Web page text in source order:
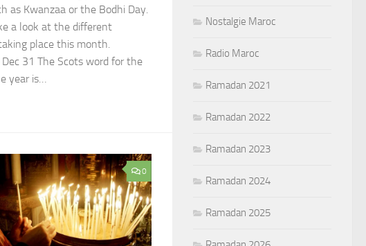
as Kwanzaa or the Bodhi Day.
a look at the different
place this month.
31 The Scots word for the
year is…
0
Nostalgie Maroc
Radio Maroc
Ramadan 2021
Ramadan 2022
Ramadan 2023
Ramadan 2024
Ramadan 2025